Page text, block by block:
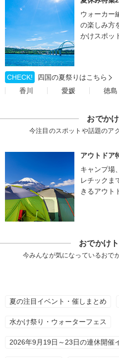
ウォーカー
の楽しみ方
かけスポッ
CHECK!
四国の夏祭りはこちら
香川
愛媛 徳島
おでか
今注目のスポットや話題のア
アウトドア
キャンプ場
レチックま
きるアウト
おでかけ
今みんなが気になっているおで
夏の注目イベント・催しまとめ
水かけ祭り・ウォーターフェス
2026年9月19日～23日の連休開催